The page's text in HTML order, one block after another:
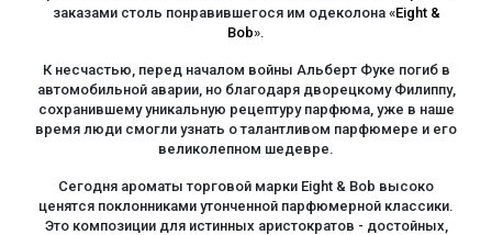
заказами столь понравившегося им одеколона «Eight &
Bob».
К несчастью, перед началом войны Альберт Фуке погиб в
автомобильной аварии, но благодаря дворецкому Филиппу,
сохранившему уникальную рецептуру парфюма, уже в наше
время люди смогли узнать о талантливом парфюмере и его
великолепном шедевре.
Сегодня ароматы торговой марки Eight & Bob высоко
ценятся поклонниками утонченной парфюмерной классики.
Это композиции для истинных аристократов - достойных,